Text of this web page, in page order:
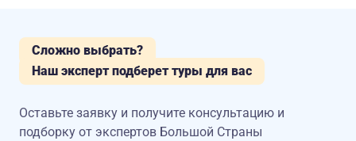
Сложно выбрать?
Наш эксперт подберет туры для вас
Оставьте заявку и получите консультацию и
подборку от экспертов Большой Страны